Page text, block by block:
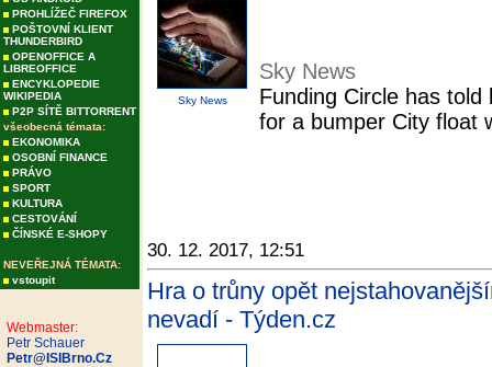
PROHLÍŽEČ FIREFOX
POŠTOVNÍ KLIENT
THUNDERBIRD
OPENOFFICE A
LIBREOFFICE
ENCYKLOPEDIE
WIKIPEDIA
P2P SÍTĚ BITTORRENT
všeobecná témata:
EKONOMIKA
OSOBNÍ FINANCE
PRÁVO
SPORT
KULTURA
CESTOVÁNÍ
ČÍNSKÉ E-SHOPY
NEVEŘEJNÁ TÉMATA:
vstoupit
Webmaster:
Petr Schauer
Petr@ISIBrno.Cz
Sky News
Sky News
Funding Circle has
for a bumper City float
30. 12. 2017, 12:51
Hra o trůny opět
nevadí - Týden.cz